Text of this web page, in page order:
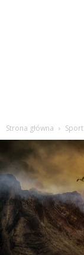
Strona główna Sport